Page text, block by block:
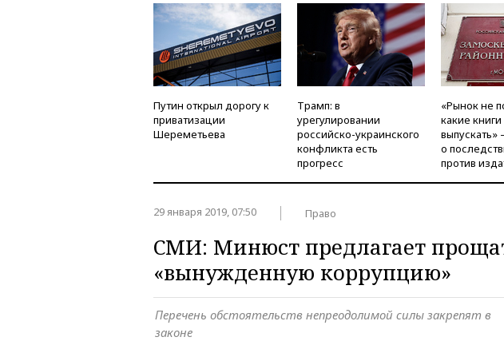
СТИЛЬ ТЕСТЫ
Путин открыл дорогу к
приватизации
Шереметьева
Трамп: в
урегулировании
российско-украинского
конфликта есть
прогресс
«Рынок не
какие
выпускать»
о
против
29 января 2019, 07:50 Право
СМИ: Минюст предлагает
«вынужденную коррупцию»
Перечень обстоятельств непреодолимой силы закрепят в
законе